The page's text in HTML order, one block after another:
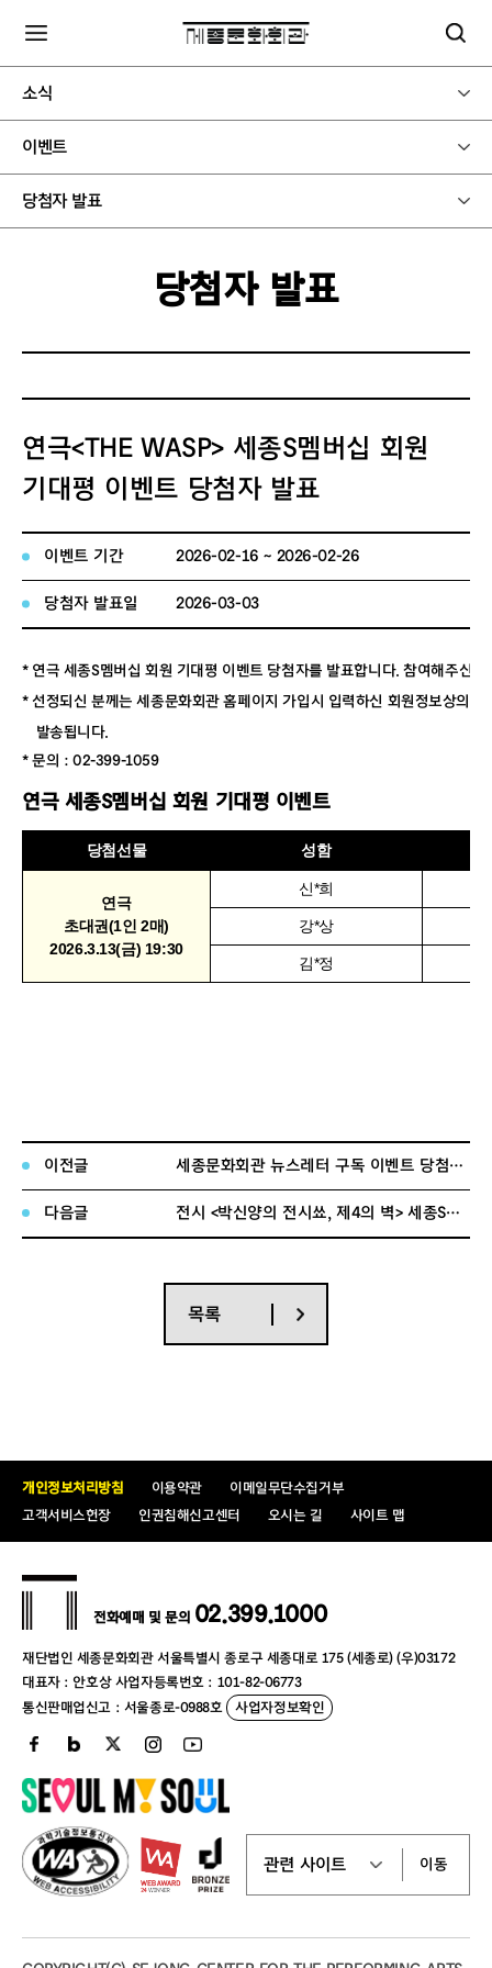
소식
이벤트
당첨자 발표
당첨자 발표
연극<THE WASP> 세종S멤버십 회원
기대평 이벤트 당첨자 발표
이벤트 기간 2026-02-16 ~ 2026-02-26
당첨자 발표일 2026-03-03
* 연극 세종S멤버십 회원 기대평 이벤트 당첨자를 발표합니다. 참여해주신
* 선정되신 분께는 세종문화회관 홈페이지 가입시 입력하신 회원정보상의
발송됩니다.
* 문의 : 02-399-1059
연극세종S멤버십 회원 기대평 이벤트
당첨선물 성함
연극
초대권(1인 2매)
2026.3.13(금) 19:30
신*희
강*상
김*정
이전글 세종문화회관 뉴스레터 구독 이벤트 당첨자 발표
다음글 전시 <박신양의 전시쑈, 제4의 벽> 세종S멤버십 회원 기대평 이벤트 당첨자 발표
목록
개인정보처리방침 이용약관
이메일무단수집거부
고객서비스헌장
인권침해신고센터 오시는 길 사이트 맵
재단법인 세종문화회관 서울특별시 종로구 세종대로 175 (세종로) (우)03172
대표자 : 안호상 사업자등록번호 : 101-82-06773
통신판매업신고 : 서울종로-0988호 사업자정보확인
전화예매 및 문의 02.399.1000
이동